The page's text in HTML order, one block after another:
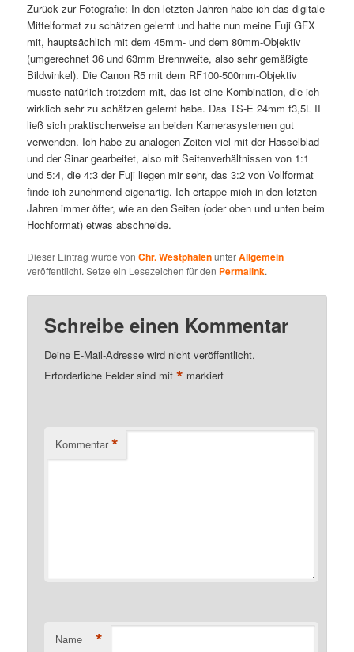
Zurück zur Fotografie: In den letzten Jahren habe ich das digitale
Mittelformat zu schätzen gelernt und hatte nun meine Fuji GFX
mit, hauptsächlich mit dem 45mm- und dem 80mm-Objektiv
(umgerechnet 36 und 63mm Brennweite, also sehr gemäßigte
Bildwinkel). Die Canon R5 mit dem RF100-500mm-Objektiv
musste natürlich trotzdem mit, das ist eine Kombination, die ich
wirklich sehr zu schätzen gelernt habe. Das TS-E 24mm f3,5L II
ließ sich praktischerweise an beiden Kamerasystemen gut
verwenden. Ich habe zu analogen Zeiten viel mit der Hasselblad
und der Sinar gearbeitet, also mit Seitenverhältnissen von 1:1
und 5:4, die 4:3 der Fuji liegen mir sehr, das 3:2 von Vollformat
finde ich zunehmend eigenartig. Ich ertappe mich in den letzten
Jahren immer öfter, wie an den Seiten (oder oben und unten beim
Hochformat) etwas abschneide.
Dieser Eintrag wurde vonChr. WestphalenunterAllgemein
veröffentlicht. Setze ein Lesezeichen für den Permalink.
Schreibe einen Kommentar
Deine E-Mail-Adresse wird nicht veröffentlicht.
Erforderliche Felder sind mit* markiert
Kommentar *
Name *